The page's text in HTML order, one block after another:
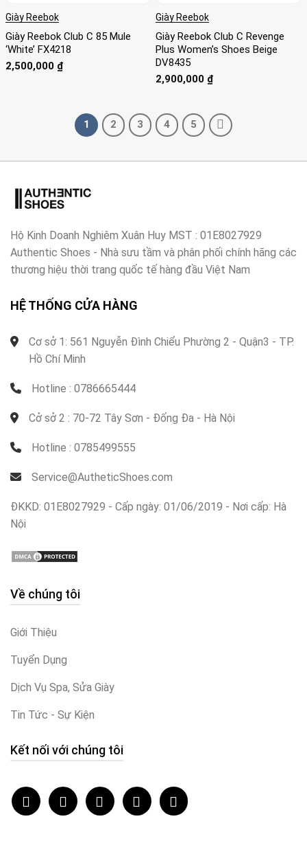
Giày Reebok
Giày Reebok Club C 85 Mule
‘White’ FX4218
2,500,000 ₫
Giày Reebok
Giày Reebok Club C Revenge
Plus Women’s Shoes Beige
DV8435
2,900,000 ₫
1 2 3 4 5
Hộ Kinh Doanh Nghiêm Xuân Huy MST : 01E8027929
Authentic Shoes - Nhà sưu tầm và phân phối chính hãng các
thương hiệu thời trang quốc tế hàng đầu Việt Nam
HỆ THỐNG CỬA HÀNG
Cơ sở 1: 561 Nguyễn Đình Chiểu Phường 2 - Quận3 - TP.
Hồ Chí Minh
Hotline : 0786665444
Cở sở 2 : 70-72 Tây Sơn - Đống Đa - Hà Nội
Hotline : 0785499555
Service@AutheticShoes.com
ĐKKD: 01E8027929 - Cấp ngày: 01/06/2019 - Nơi cấp: Hà
Nội
Về chúng tôi
Giới Thiệu
Tuyển Dụng
Dịch Vụ Spa, Sửa Giày
Tin Tức - Sự Kiện
Kết nối với chúng tôi